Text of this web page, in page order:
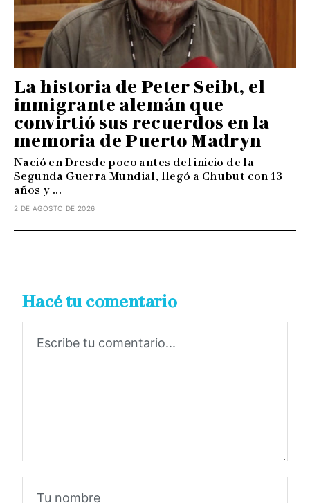
La historia de Peter Seibt, el
inmigrante alemán que
convirtió sus recuerdos en la
memoria de Puerto Madryn
Nació en Dresde poco antes del inicio de la
Segunda Guerra Mundial, llegó a Chubut con 13
años y ...
2 DE AGOSTO DE 2026
Hacé tu comentario